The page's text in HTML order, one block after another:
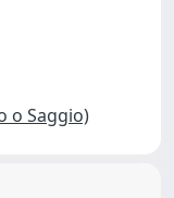
o Saggio)